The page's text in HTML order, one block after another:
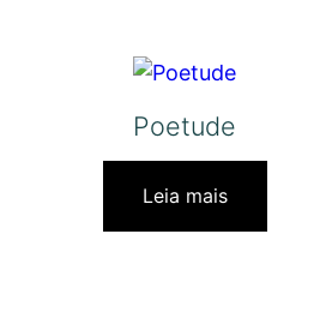
Poetude
Leia mais